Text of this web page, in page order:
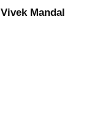
Vivek Mandal